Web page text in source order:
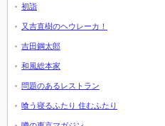
初詣
又吉直樹のヘウレーカ！
吉田鋼太郎
和風総本家
問題のあるレストラン
喰う寝るふたり 住むふたり